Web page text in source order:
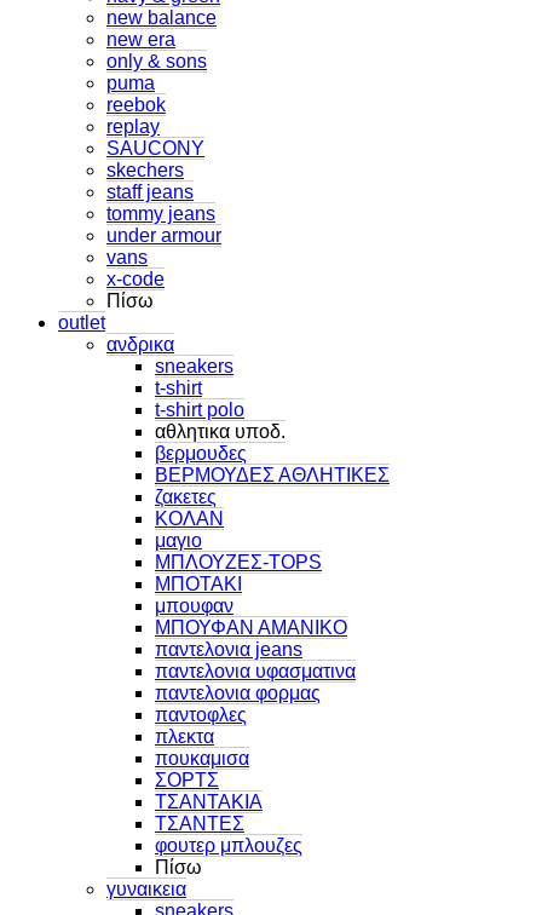
new balance
new era
only & sons
puma
reebok
replay
SAUCONY
skechers
staff jeans
tommy jeans
under armour
vans
x-code
Πίσω
outlet
ανδρικα
sneakers
t-shirt
t-shirt polo
αθλητικα υποδ.
βερμουδες
ΒΕΡΜΟΥΔΕΣ ΑΘΛΗΤΙΚΕΣ
ζακετες
ΚΟΛΑΝ
μαγιο
ΜΠΛΟΥΖΕΣ-TOPS
ΜΠΟΤΑΚΙ
μπουφαν
ΜΠΟΥΦΑΝ ΑΜΑΝΙΚΟ
παντελονια jeans
παντελονια υφασματινα
παντελονια φορμας
παντοφλες
πλεκτα
πουκαμισα
ΣΟΡΤΣ
ΤΣΑΝΤΑΚΙΑ
ΤΣΑΝΤΕΣ
φουτερ μπλουζες
Πίσω
γυναικεια